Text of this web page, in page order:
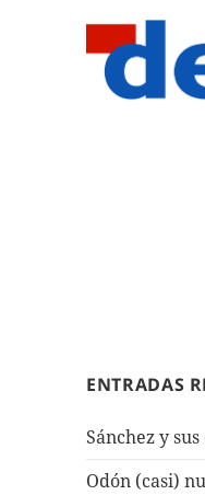
ENTRADAS
Sánchez y
Odón (casi)